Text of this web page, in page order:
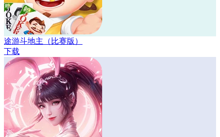
途游斗地主（比赛版）
下载